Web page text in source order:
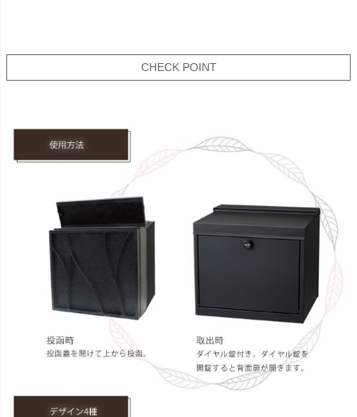
CHECK POINT